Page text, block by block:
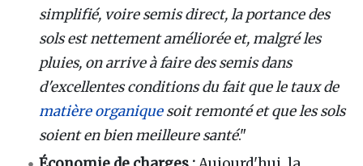
simplifié, voire semis direct, la portance des
sols est nettement améliorée et, malgré les
pluies, on arrive à faire des semis dans
d'excellentes conditions du fait que le taux de
matière organiquesoit remonté et que les sols
soient en bien meilleure santé."